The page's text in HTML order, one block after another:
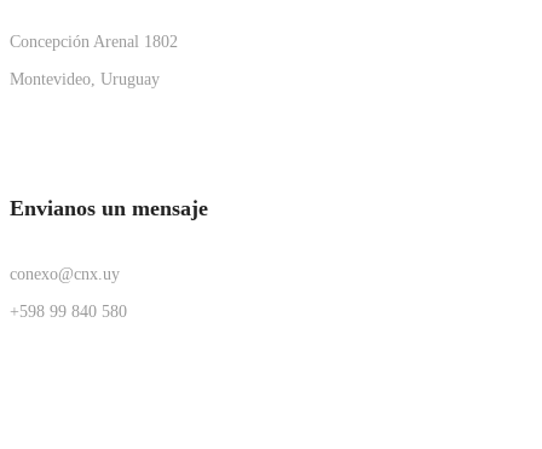
Concepción Arenal 1802
Montevideo, Uruguay
Envianos un mensaje
conexo@cnx.uy
+598 99 840 580